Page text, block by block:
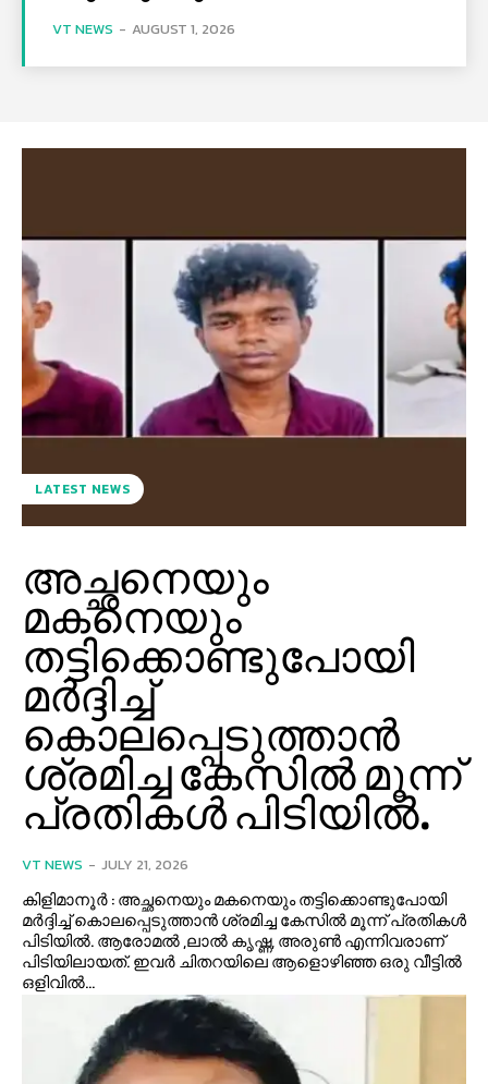
VT NEWS - AUGUST 1, 2026
LATEST NEWS
അച്ഛനെയും
മകനെയും
തട്ടിക്കൊണ്ടുപോയി
മർദ്ദിച്ച്
കൊലപ്പെടുത്താൻ
ശ്രമിച്ച കേസിൽ മൂന്ന്
പ്രതികൾ പിടിയിൽ.
VT NEWS - JULY 21, 2026
കിളിമാനൂർ : അച്ഛനെയും മകനെയും തട്ടിക്കൊണ്ടുപോയി
മർദ്ദിച്ച് കൊലപ്പെടുത്താൻ ശ്രമിച്ച കേസിൽ മൂന്ന് പ്രതികൾ
പിടിയിൽ. ആരോമൽ ,ലാൽ കൃഷ്ണ, അരുൺ എന്നിവരാണ്
പിടിയിലായത്. ഇവർ ചിതറയിലെ ആളൊഴിഞ്ഞ ഒരു വീട്ടിൽ
ഒളിവിൽ...